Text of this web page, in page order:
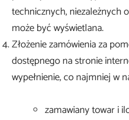
technicznych, niezależnych
może być wyświetlana.
Złożenie zamówienia za
dostępnego na stronie
wypełnienie, co najmniej w
zamawiany towar i